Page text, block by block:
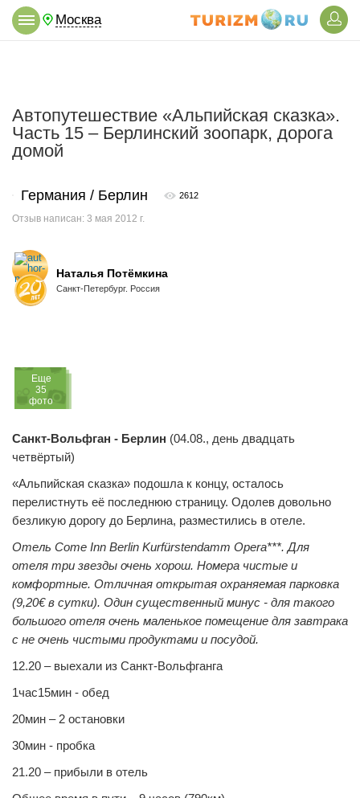
Москва
Автопутешествие «Альпийская сказка».
Часть 15 – Берлинский зоопарк, дорога
домой
Германия / Берлин 2612
Отзыв написан: 3 мая 2012 г.
Наталья Потёмкина
Санкт-Петербург. Россия
Eще
35
фото
Санкт-Вольфган - Берлин (04.08., день двадцать
четвёртый)
«Альпийская сказка» подошла к концу, осталось
перелистнуть её последнюю страницу. Одолев довольно
безликую дорогу до Берлина, разместились в отеле.
Отель Come Inn Berlin Kurfürstendamm Opera***. Для
отеля три звезды очень хорош. Номера чистые и
комфортные. Отличная открытая охраняемая парковка
(9,20€ в сутки). Один существенный минус - для такого
большого отеля очень маленькое помещение для завтрака
с не очень чистыми продуктами и посудой.
12.20 – выехали из Санкт-Вольфганга
1час15мин - обед
20мин – 2 остановки
30мин - пробка
21.20 – прибыли в отель